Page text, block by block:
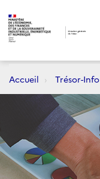
Accueil Trésor-Info